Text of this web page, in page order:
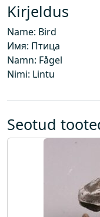
Kirjeldus
Name: Bird
Имя: Птица
Namn: Fågel
Nimi: Lintu
Seotud